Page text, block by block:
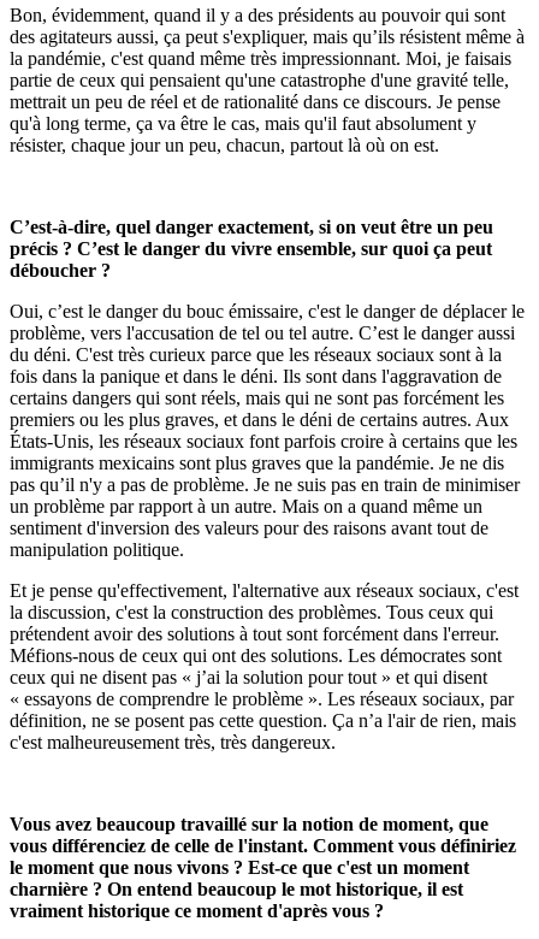
Bon, évidemment, quand il y a des présidents au pouvoir qui sont
des agitateurs aussi, ça peut s'expliquer, mais qu’ils résistent même à
la pandémie, c'est quand même très impressionnant. Moi, je faisais
partie de ceux qui pensaient qu'une catastrophe d'une gravité telle,
mettrait un peu de réel et de rationalité dans ce discours. Je pense
qu'à long terme, ça va être le cas, mais qu'il faut absolument y
résister, chaque jour un peu, chacun, partout là où on est.
C’est-à-dire, quel danger exactement, si on veut être un peu
précis ? C’est le danger du vivre ensemble, sur quoi ça peut
déboucher ?
Oui, c’est le danger du bouc émissaire, c'est le danger de déplacer le
problème, vers l'accusation de tel ou tel autre. C’est le danger aussi
du déni. C'est très curieux parce que les réseaux sociaux sont à la
fois dans la panique et dans le déni. Ils sont dans l'aggravation de
certains dangers qui sont réels, mais qui ne sont pas forcément les
premiers ou les plus graves, et dans le déni de certains autres. Aux
États-Unis, les réseaux sociaux font parfois croire à certains que les
immigrants mexicains sont plus graves que la pandémie. Je ne dis
pas qu’il n'y a pas de problème. Je ne suis pas en train de minimiser
un problème par rapport à un autre. Mais on a quand même un
sentiment d'inversion des valeurs pour des raisons avant tout de
manipulation politique.
Et je pense qu'effectivement, l'alternative aux réseaux sociaux, c'est
la discussion, c'est la construction des problèmes. Tous ceux qui
prétendent avoir des solutions à tout sont forcément dans l'erreur.
Méfions-nous de ceux qui ont des solutions. Les démocrates sont
ceux qui ne disent pas « j’ai la solution pour tout » et qui disent
« essayons de comprendre le problème ». Les réseaux sociaux, par
définition, ne se posent pas cette question. Ça n’a l'air de rien, mais
c'est malheureusement très, très dangereux.
Vous avez beaucoup travaillé sur la notion de moment, que
vous différenciez de celle de l'instant. Comment vous définiriez
le moment que nous vivons ? Est-ce que c'est un moment
charnière ? On entend beaucoup le mot historique, il est
vraiment historique ce moment d'après vous ?